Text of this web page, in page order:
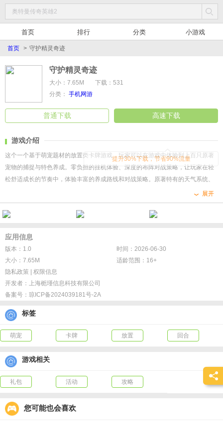
首页 排行 分类 小游戏
首页 > 守护精灵奇迹
守护精灵奇迹
大小：7.65M
下载：531
分类： 手机网游
普通下载 高速下载
提升30%下载，节省90%流量
游戏介绍
这个一个基于萌宠题材的放置类卡牌游戏，玩家可以在游戏中体验到上百只原著
宠物的捕捉与特色养成。零负担的挂机体验、深度的布阵对战策略，让玩家在轻
松舒适成长的节奏中，体验丰富的养成路线和对战策略。原著特有的天气系统、
属性克制、特性搭配、阵营光环自由组合；多种类型的副本挑战，各式各样的交
互玩法和跨服PK，让玩家沉浸在培养乐趣中的同时，也能实现自己挑战冠军之
路，达成联盟梦想。
展开
应用信息
版本：1.0
时间：2026-06-30
大小：7.65M
适龄范围：16+
隐私政策
权限信息
开发者：
上海栀瑾信息科技有限公司
备案号： 琼ICP备2024039181号-2A
标签
萌宠 卡牌 放置 回合
游戏相关
礼包 活动 攻略
您可能也会喜欢